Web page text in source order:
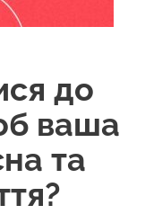
до
ваша
та